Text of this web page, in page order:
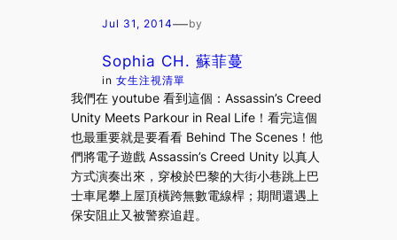
Jul 31, 2014—by
Sophia CH. 蘇菲蔓
in女生注視清單
我們在 youtube 看到這個：Assassin’s Creed
Unity Meets Parkour in Real Life！看完這個
也最重要就是要看看 Behind The Scenes！他
們將電子遊戲 Assassin’s Creed Unity 以真人
方式演奏出來，穿梭於巴黎的大街小巷跳上巴
士車尾攀上屋頂橫跨無數電線桿；期間還遇上
保安阻止又被警察追趕。